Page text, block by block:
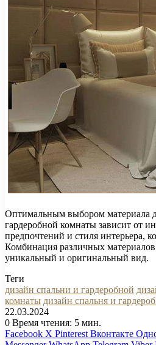
Оптимальным выбором материала
гардеробной комнаты зависит от
предпочтений и стиля интерьера,
Комбинация различных
уникальный и оригинальный вид.
Теги
дизайн спальни и гардеробной
комнаты дизайн спальня и
22.03.2024
0 Время чтения: 5 мин.
Facebook X Pinterest Вконтакте